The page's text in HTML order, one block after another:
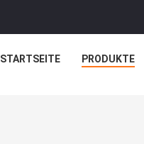
STARTSEITE PRODUKTE